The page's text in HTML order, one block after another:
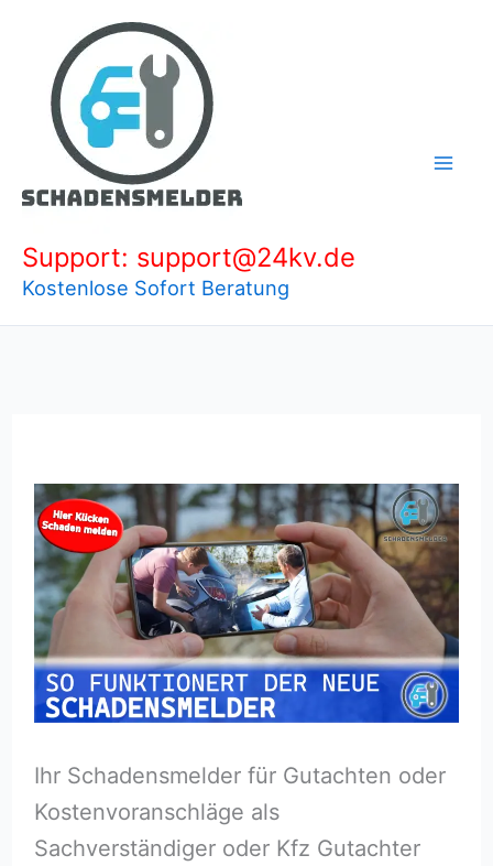
springen
Support: support@24kv.de
Kostenlose Sofort Beratung
Ihr Schadensmelder für Gutachten oder
Kostenvoranschläge als
Sachverständiger oder Kfz Gutachter